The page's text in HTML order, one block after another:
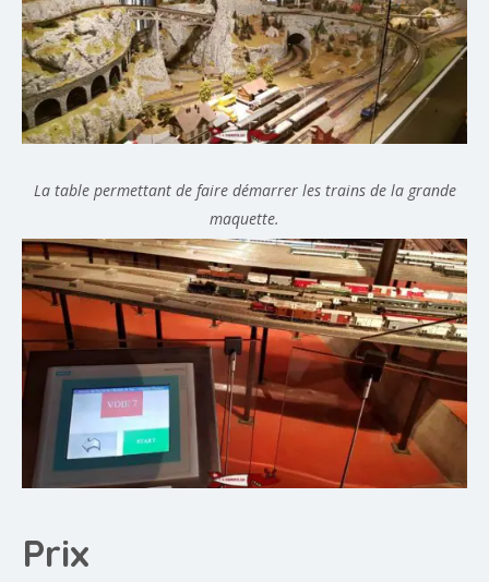
La table permettant de faire démarrer les trains de la grande
maquette.
Prix